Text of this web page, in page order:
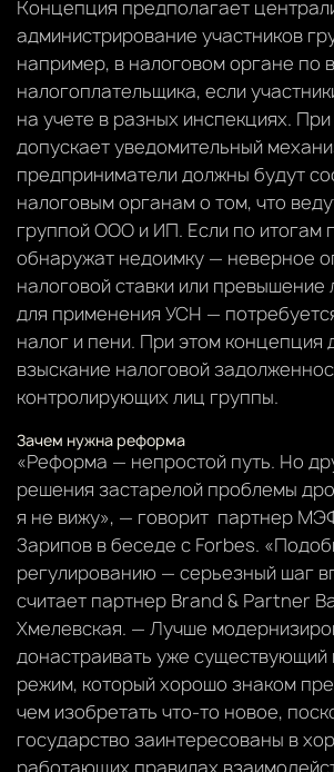
Концепция предполагает
администрирование участников
например, в налоговом органе по
налогоплательщика, если
на учете в разных инспекциях.
допускает уведомительный
предприниматели должны будут
налоговым органам о том, что
группой ООО и ИП. Если по итогам
обнаружат недоимку — неверное
налоговой ставки или превышение
для применения УСН —
налог и пени. При этом концепция
взыскание налоговой
контролирующих лиц группы.
Зачем нужна реформа
«Реформа — непростой путь. Но
решения застарелой проблемы
я не вижу», — говорит партнер
Зарипов в беседе с Forbes.
регулированию — серьезный шаг
считает партнер Brand & Partner
Хмелевская. — Лучше
донастраивать уже существующий
режим, который хорошо знаком
чем изобретать что-то новое,
государство заинтересованы в
работающих правилах